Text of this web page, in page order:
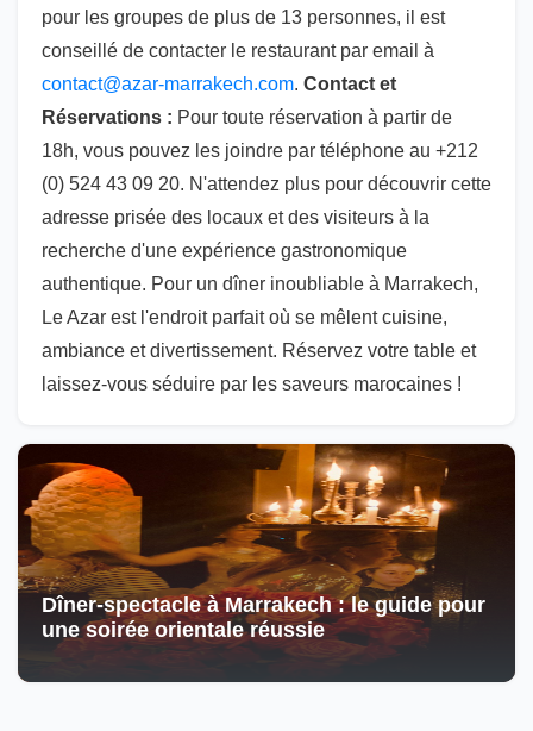
pour les groupes de plus de 13 personnes, il est
conseillé de contacter le restaurant par email à
contact@azar-marrakech.com. Contact et
Réservations : Pour toute réservation à partir de
18h, vous pouvez les joindre par téléphone au +212
(0) 524 43 09 20. N'attendez plus pour découvrir cette
adresse prisée des locaux et des visiteurs à la
recherche d'une expérience gastronomique
authentique. Pour un dîner inoubliable à Marrakech,
Le Azar est l'endroit parfait où se mêlent cuisine,
ambiance et divertissement. Réservez votre table et
laissez-vous séduire par les saveurs marocaines !
Dîner-spectacle à Marrakech : le guide pour
une soirée orientale réussie